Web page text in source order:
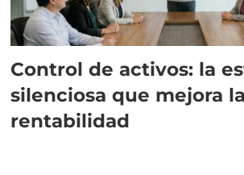
Control de activos: la
silenciosa que mejora la
rentabilidad